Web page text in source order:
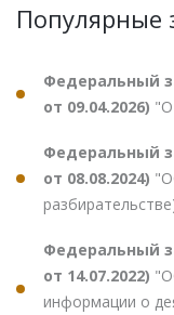
Популярные
Федеральный
от 09.04.2026) "О
Федеральный
от 08.08.2024)
Федеральный
от 14.07.2022)
информации о